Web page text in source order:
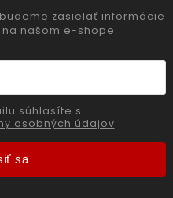
zasielať informácie
našom e-shope.
osobných údajov
sa